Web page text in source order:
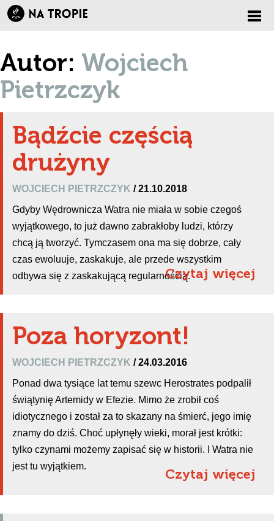
Autor: Wojciech
Pietrzczyk
Bądźcie częścią
drużyny
WOJCIECH PIETRZCZYK / 21.10.2018
Gdyby Wędrownicza Watra nie miała w sobie czegoś
wyjątkowego, to już dawno zabrakłoby ludzi, którzy
chcą ją tworzyć. Tymczasem ona ma się dobrze, cały
czas ewoluuje, zaskakuje, ale przede wszystkim
odbywa się z zaskakującą regularnością.Czytaj więcej
Poza horyzont!
WOJCIECH PIETRZCZYK / 24.03.2016
Ponad dwa tysiące lat temu szewc Herostrates podpalił
świątynię Artemidy w Efezie. Mimo że zrobił coś
idiotycznego i został za to skazany na śmierć, jego imię
znamy do dziś. Choć upłynęły wieki, morał jest krótki:
tylko czynami możemy zapisać się w historii. I Watra nie
jest tu wyjątkiem.
Czytaj więcej